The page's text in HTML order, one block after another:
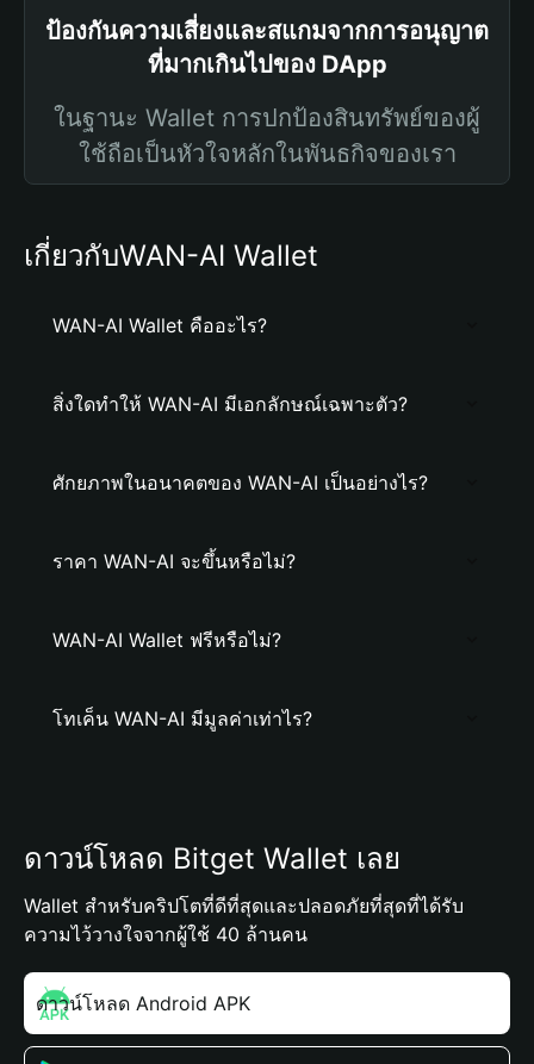
ป้องกันความเสี่ยงและสแกมจากการอนุญาต
ที่มากเกินไปของ DApp
ในฐานะ Wallet การปกป้องสินทรัพย์ของผู้
ใช้ถือเป็นหัวใจหลักในพันธกิจของเรา
เกี่ยวกับWAN-AI Wallet
WAN-AI Wallet คืออะไร?
สิ่งใดทำให้ WAN-AI มีเอกลักษณ์เฉพาะตัว?
ศักยภาพในอนาคตของ WAN-AI เป็นอย่างไร?
ราคา WAN-AI จะขึ้นหรือไม่?
WAN-AI Wallet ฟรีหรือไม่?
โทเค็น WAN-AI มีมูลค่าเท่าไร?
ดาวน์โหลด Bitget Wallet เลย
Wallet สำหรับคริปโตที่ดีที่สุดและปลอดภัยที่สุดที่ได้รับ
ความไว้วางใจจากผู้ใช้ 40 ล้านคน
ดาวน์โหลด Android APK